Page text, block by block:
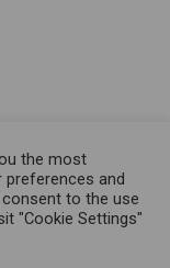
the most
preferences and
consent to the use
"Cookie Settings"